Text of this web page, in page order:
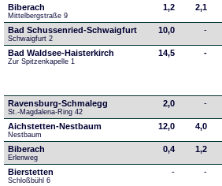
Biberach
Mittelbergstraße 9
1,2 2,1
Bad Schussenried-Schwaigfurt
Schwaigfurt 2
10,0 -
Bad Waldsee-Haisterkirch
Zur Spitzenkapelle 1
14,5 -
Ravensburg-Schmalegg
St.-Magdalena-Ring 42
2,0 -
Aichstetten-Nestbaum
Nestbaum
12,0 4,0
Biberach
Erlenweg
0,4 1,2
Bierstetten
Schloßbühl 6
- -